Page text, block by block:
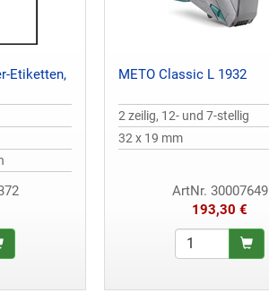
Etiketten,
METO Classic L 1932
2 zeilig, 12- und 7-stellig
32 x 19 mm
ArtNr. 30007649
193,30 €